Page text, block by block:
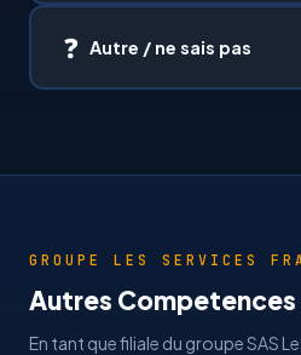
❓ Autre / ne sais pas
GROUPE LES SERVICES
Autres Competences
En tant que filiale du groupe SAS